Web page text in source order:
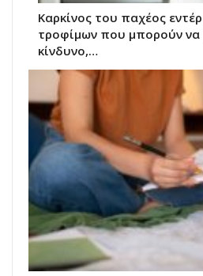
Καρκίνος του παχέος
τροφίμων που μπορούν να
κίνδυνο,…